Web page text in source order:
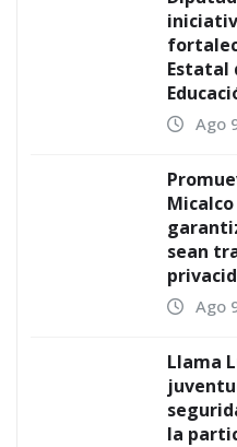
Estatal
Ago
sean
Ago
Llama
la